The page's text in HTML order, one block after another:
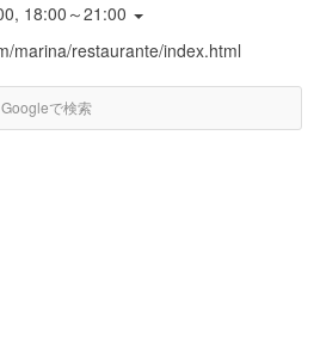
18:00～21:00
marina/restaurante/index.html
Googleで検索